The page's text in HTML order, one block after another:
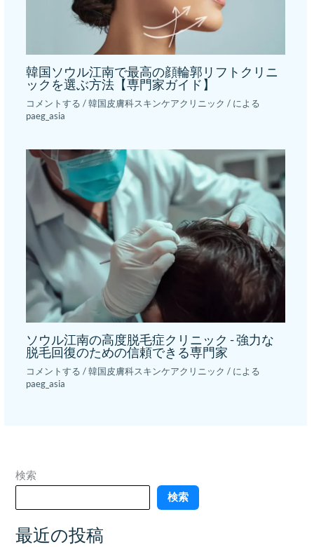
韓国ソウル江南で最高の顔輪郭リフトクリニ
ックを選ぶ方法【専門家ガイド】
コメントする /韓国皮膚科スキンケアクリニック / による
paeg_asia
ソウル江南の高度脱毛症クリニック - 強力な
脱毛回復のための信頼できる専門家
コメントする /韓国皮膚科スキンケアクリニック / による
paeg_asia
検索
検索
最近の投稿